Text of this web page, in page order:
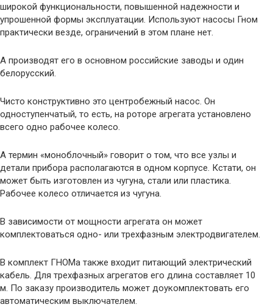
широкой функциональности, повышенной надежности и
упрошенной формы эксплуатации. Используют насосы Гном
практически везде, ограничений в этом плане нет.
А производят его в основном российские заводы и один
белорусский.
Чисто конструктивно это центробежный насос. Он
одноступенчатый, то есть, на роторе агрегата установлено
всего одно рабочее колесо.
А термин «моноблочный» говорит о том, что все узлы и
детали прибора располагаются в одном корпусе. Кстати, он
может быть изготовлен из чугуна, стали или пластика.
Рабочее колесо отличается из чугуна.
В зависимости от мощности агрегата он может
комплектоваться одно- или трехфазным электродвигателем.
В комплект ГНОМа также входит питающий электрический
кабель. Для трехфазных агрегатов его длина составляет 10
м. По заказу производитель может доукомплектовать его
автоматическим выключателем.